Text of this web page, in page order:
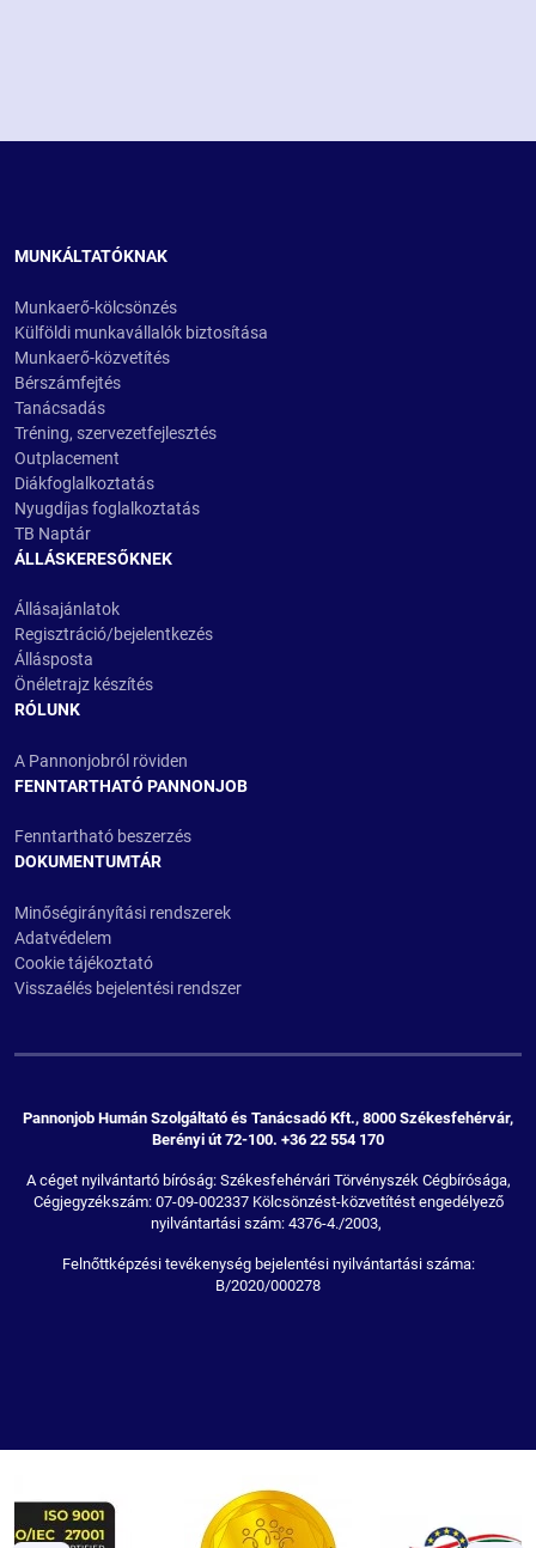
MUNKÁLTATÓKNAK
Munkaerő-kölcsönzés
Külföldi munkavállalók biztosítása
Munkaerő-közvetítés
Bérszámfejtés
Tanácsadás
Tréning, szervezetfejlesztés
Outplacement
Diákfoglalkoztatás
Nyugdíjas foglalkoztatás
TB Naptár
ÁLLÁSKERESŐKNEK
Állásajánlatok
Regisztráció/bejelentkezés
Állásposta
Önéletrajz készítés
RÓLUNK
A Pannonjobról röviden
FENNTARTHATÓ PANNONJOB
Fenntartható beszerzés
DOKUMENTUMTÁR
Minőségirányítási rendszerek
Adatvédelem
Cookie tájékoztató
Visszaélés bejelentési rendszer
Pannonjob Humán Szolgáltató és Tanácsadó Kft., 8000 Székesfehérvár,
Berényi út 72-100. +36 22 554 170
A céget nyilvántartó bíróság: Székesfehérvári Törvényszék Cégbírósága,
Cégjegyzékszám: 07-09-002337 Kölcsönzést-közvetítést engedélyező
nyilvántartási szám: 4376-4./2003,
Felnőttképzési tevékenység bejelentési nyilvántartási száma:
B/2020/000278